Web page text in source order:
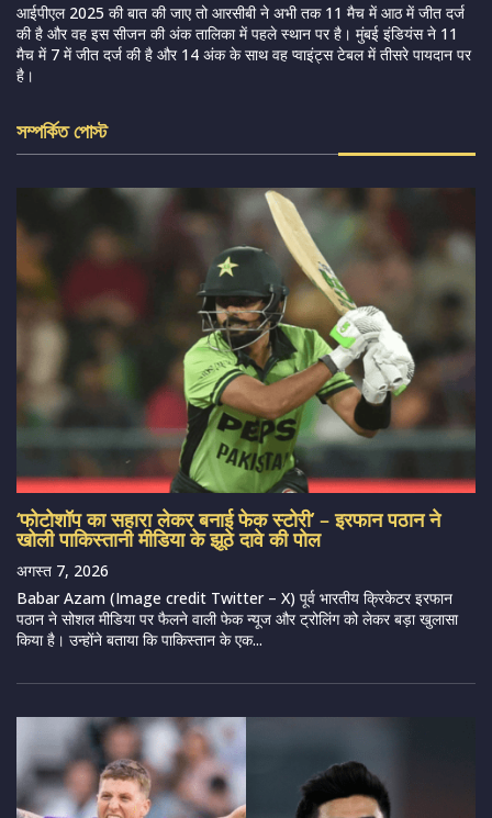
आईपीएल 2025 की बात की जाए तो आरसीबी ने अभी तक 11 मैच में आठ में जीत दर्ज
की है और वह इस सीजन की अंक तालिका में पहले स्थान पर है। मुंबई इंडियंस ने 11
मैच में 7 में जीत दर्ज की है और 14 अंक के साथ वह प्वाइंट्स टेबल में तीसरे पायदान पर
है।
সম্পর্কিত পোস্ট
‘फोटोशॉप का सहारा लेकर बनाई फेक स्टोरी’ – इरफान पठान ने
खोली पाकिस्तानी मीडिया के झूठे दावे की पोल
अगस्त 7, 2026
Babar Azam (Image credit Twitter – X) पूर्व भारतीय क्रिकेटर इरफान
पठान ने सोशल मीडिया पर फैलने वाली फेक न्यूज और ट्रोलिंग को लेकर बड़ा खुलासा
किया है। उन्होंने बताया कि पाकिस्तान के एक...